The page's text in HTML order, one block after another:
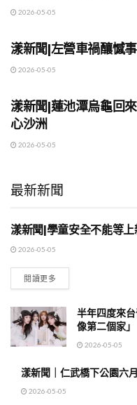
2026-05-05
漾新聞|左營車禍釀憾
2026-05-05
漾新聞|蓮池潭烏龜回
心沙洲
2026-05-05
最新新聞
地方時事
漾新聞|學童安全不能等
2026-05-05
閱讀更多
半年四度來
像第二個家」
2026-05-05
漾新聞｜仁武橋下公園六
2026-05-05